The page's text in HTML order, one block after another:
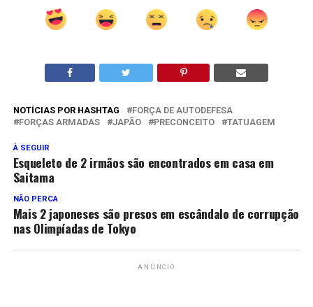
NOTÍCIAS POR HASHTAG
FORÇA DE AUTODEFESA
FORÇAS ARMADAS
JAPÃO PRECONCEITO TATUAGEM
À SEGUIR
Esqueleto de 2 irmãos são encontrados em casa em
Saitama
NÃO PERCA
Mais 2 japoneses são presos em escândalo de corrupção
nas Olimpíadas de Tokyo
ANÚNCIO